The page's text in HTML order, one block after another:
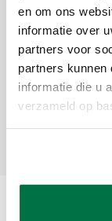
en om ons
informatie over
partners voor
partners kunnen
informatie die u
verzameld op
Meld je
Ontvang de